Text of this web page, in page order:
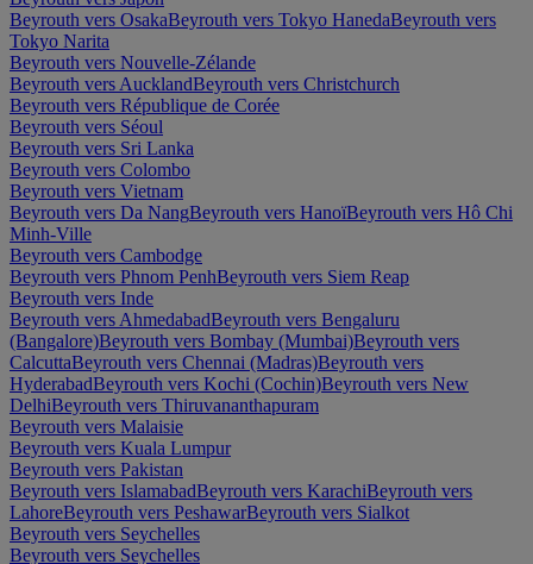
Beyrouth vers OsakaBeyrouth vers Tokyo HanedaBeyrouth vers
Tokyo Narita
Beyrouth vers Nouvelle-Zélande
Beyrouth vers AucklandBeyrouth vers Christchurch
Beyrouth vers République de Corée
Beyrouth vers Séoul
Beyrouth vers Sri Lanka
Beyrouth vers Colombo
Beyrouth vers Vietnam
Beyrouth vers Da NangBeyrouth vers HanoïBeyrouth vers Hô Chi
Minh-Ville
Beyrouth vers Cambodge
Beyrouth vers Phnom PenhBeyrouth vers Siem Reap
Beyrouth vers Inde
Beyrouth vers AhmedabadBeyrouth vers Bengaluru
(Bangalore)Beyrouth vers Bombay (Mumbai)Beyrouth vers
CalcuttaBeyrouth vers Chennai (Madras)Beyrouth vers
HyderabadBeyrouth vers Kochi (Cochin)Beyrouth vers New
DelhiBeyrouth vers Thiruvananthapuram
Beyrouth vers Malaisie
Beyrouth vers Kuala Lumpur
Beyrouth vers Pakistan
Beyrouth vers IslamabadBeyrouth vers KarachiBeyrouth vers
LahoreBeyrouth vers PeshawarBeyrouth vers Sialkot
Beyrouth vers Seychelles
Beyrouth vers Seychelles